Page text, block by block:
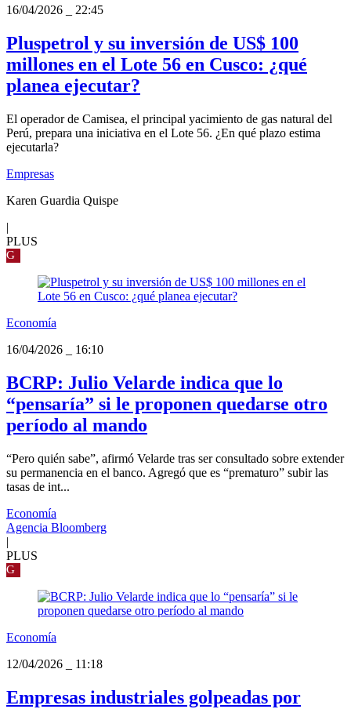
16/04/2026
22:45
Pluspetrol y su inversión de US$ 100
millones en el Lote 56 en Cusco: ¿qué
planea ejecutar?
El operador de Camisea, el principal yacimiento de gas natural del
Perú, prepara una iniciativa en el Lote 56. ¿En qué plazo estima
ejecutarla?
Empresas
Karen Guardia Quispe
|
PLUS
G
Economía
16/04/2026
16:10
BCRP: Julio Velarde indica que lo
“pensaría” si le proponen quedarse otro
período al mando
“Pero quién sabe”, afirmó Velarde tras ser consultado sobre extender
su permanencia en el banco. Agregó que es “prematuro” subir las
tasas de int...
Economía
Agencia Bloomberg
|
PLUS
G
Economía
12/04/2026
11:18
Empresas industriales golpeadas por